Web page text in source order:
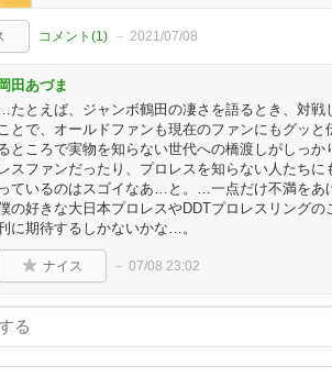
コメント(1) 2021/07/08
岡田あづま
…たとえば、ジャンボ鶴田の凄さを語るとき、対
ことで、オールドファンも現在のファンにもグッ
ところで実物を知らない世代への橋渡しがしっ
レスファンだったり、プロレスを知らない人たち
っているのはスゴイなあ…と。…一点だけ不満をあ
の好きな大日本プロレスやDDTプロレスリング
に期待するしかないかな…。
ナイス 07/08 23:02